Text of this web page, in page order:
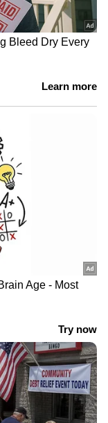
ആശിഖ്
ഫിനാൻസ്
ബോയക്,